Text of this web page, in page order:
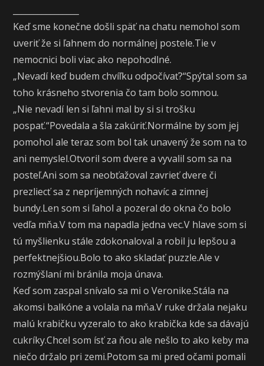
Keď sme konečne došli späť na chatu nemohol som
uveriť že si ľahnem do normálnej postele.Tie v
nemocnici boli viac ako nepohodlné.
„Nevadí keď budem chvíľku odpočívať?“Spýtal som sa
toho krásneho stvorenia čo tam bolo somnou.
„Nie nevadí len si ľahni mal by si si trošku
pospať.“Povedala a šla zakúriť.Normálne by som jej
pomohol ale teraz som bol tak unavený že som na to
ani nemyslel.Otvoril som dvere a vyvalil som sa na
posteľ.Ani som sa neobťažoval zavrieť dvere či
prezliecť sa z nepríjemných nohavíc a zimnej
bundy.Len som si ľahol a pozeral do okna čo bolo
vedľa mňa.V tom ma napadla jedna vec.V hlave som si
tú myšlienku stále zdokonaloval a robil ju lepšou a
perfektnejšiou.Bolo to ako skladať puzzle.Ale v
rozmýšlaní mi bránila moja únava.
Keď som zaspal snívalo sa mi o Veronike.Stála na
akomsi balkóne a volala na mňa.V ruke držala nejaku
malú krabičku vyzeralo to ako krabička kde sa dávajú
cukríky.Chcel som ísť za ňou ale nešlo to ako keby ma
niečo držalo pri zemi.Potom sa mi pred očami pomali